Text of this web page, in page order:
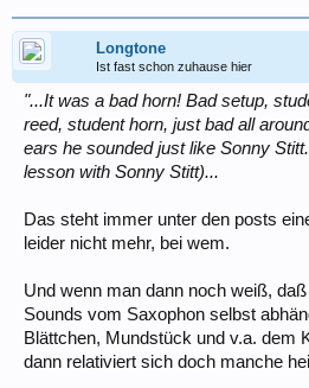
Longtone
Ist fast schon zuhause hier
"...It was a bad horn! Bad setup,
reed, student horn, just bad all
ears he sounded just like Sonny
lesson with Sonny Stitt)...
Das steht immer unter den posts
leider nicht mehr, bei wem.
Und wenn man dann noch weiß,
Sounds vom Saxophon selbst
Blättchen, Mundstück und v.a. dem
dann relativiert sich doch manche